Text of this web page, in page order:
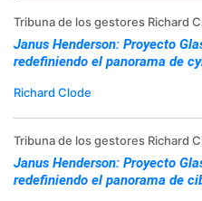
Tribuna de los gestores Richard
Janus Henderson: Proyecto
redefiniendo el panorama de
Richard Clode
Tribuna de los gestores Richard
Janus Henderson: Proyecto
redefiniendo el panorama de